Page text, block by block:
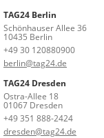
TAG24 Berlin
Schönhauser Allee 36
10435 Berlin
+49 30 120880900
berlin@tag24.de
TAG24 Dresden
Ostra-Allee 18
01067 Dresden
+49 351 888-2424
dresden@tag24.de